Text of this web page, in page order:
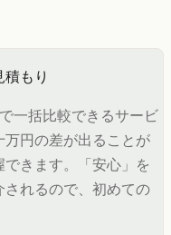
もり
一括比較できるサービ
円の差が出ることが
きます。「安心」を
れるので、初めての